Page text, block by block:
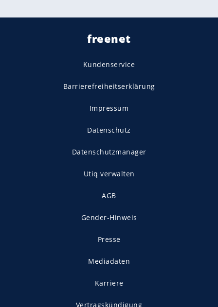
freenet
Kundenservice
Barrierefreiheitserklärung
Impressum
Datenschutz
Datenschutzmanager
Utiq verwalten
AGB
Gender-Hinweis
Presse
Mediadaten
Karriere
Vertragskündigung